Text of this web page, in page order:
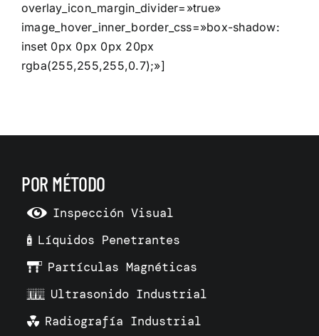
overlay_icon_margin_divider=»true»
image_hover_inner_border_css=»box-shadow:
inset 0px 0px 0px 20px
rgba(255,255,255,0.7);»]
POR MÉTODO
Inspección Visual
Líquidos Penetrantes
Partículas Magnéticas
Ultrasonido Industrial
Radiografía Industrial